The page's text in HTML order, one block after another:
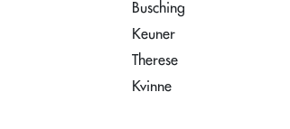
Busching
Keuner
Therese
Kvinne